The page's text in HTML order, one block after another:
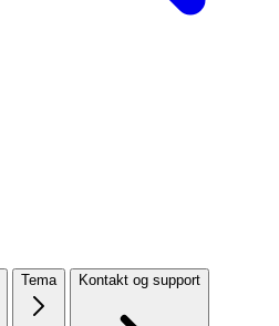
Tema Kontakt og support